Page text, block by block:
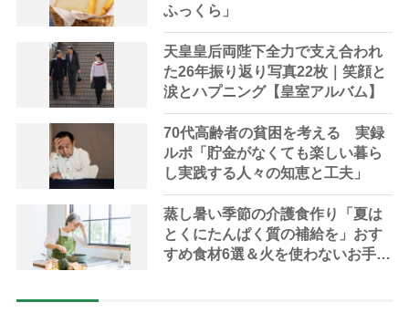
ふっくら」
天皇皇后両陛下全力で支え合われ
た26年振り返り写真22枚｜笑顔と
涙とハプニング【皇室アルバム】
70代高齢者の貧困を考える 実録
ルポ「貯金がなくても楽しい暮ら
し実践する人々の知恵と工夫」
蒸し暑い季節の介護食作り「夏は
とくにたんぱく質の補給を」おす
すめ食材6選＆火を使わないお手軽